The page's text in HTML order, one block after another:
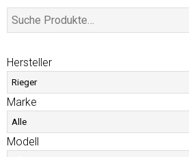
Hersteller
Marke
Modell